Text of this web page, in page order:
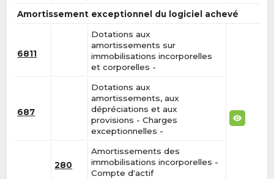
Amortissement exceptionnel du logiciel achevé
6811
Dotations aux
amortissements sur
immobilisations incorporelles
et corporelles -
687
Dotations aux
amortissements, aux
dépréciations et aux
provisions - Charges
exceptionnelles -
280
Amortissements des
immobilisations incorporelles -
Compte d'actif